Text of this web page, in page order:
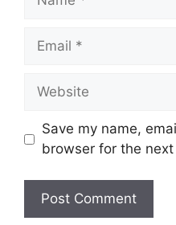
Email
Website
Save my name,
browser for the